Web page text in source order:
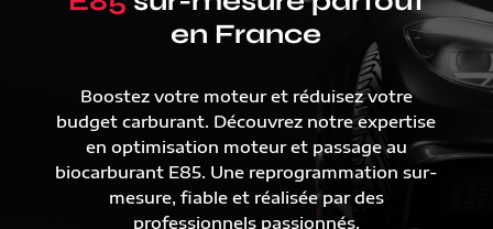
en France
Boostez votre moteur et réduisez votre
budget carburant. Découvrez notre expertise
en optimisation moteur et passage au
biocarburant E85. Une reprogrammation sur-
mesure, fiable et réalisée par des
professionnels passionnés.